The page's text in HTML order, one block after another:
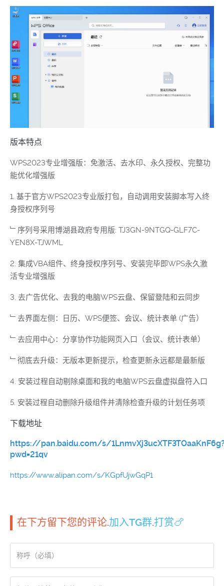
版本特点
WPS2023专业增强版：免激活、去水印、永久授权、完整功
能优化增强版
1. 基于官方WPS2023专业版打包，自动调用安装脚本写入终
身授权序列号
﹂序列号采用博湖县政府专用版: TJ3GN-9NTGQ-GLF7C-
YEN8X-TJWML
2. 集成VBA组件、终身授权序列号、安装完毕即WPS永久激
活专业增强版
3. 去广告优化、去我的电脑WPS云盘、保留登陆和云同步
﹂去界面左侧：日历、WPS便签、会议、统计表单 (广告）
﹂去应用中心：分享协作功能网页入口（会议、统计表单）
﹂彻底去升级：无版本更新提示，检查更新永远都是最新版
4. 安装过程自动剔除桌面和我的电脑WPS云盘虚拟盘符入口
5. 安装过程自动删除升级组件并清除检查升级的计划任务项
下载地址
https://pan.baidu.com/s/
pwd=21qv
https://www.alipan.com/s/KGpfUjwGqP1
在下方留下您的评论.加入TG群.打赏🍗